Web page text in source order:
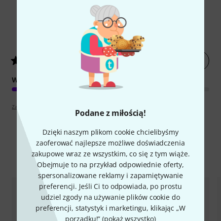
Podane z miłością!
Dzięki naszym plikom cookie chcielibyśmy
zaoferować najlepsze możliwe doświadczenia
zakupowe wraz ze wszystkim, co się z tym wiąże.
Obejmuje to na przykład odpowiednie oferty,
spersonalizowane reklamy i zapamiętywanie
preferencji. Jeśli Ci to odpowiada, po prostu
udziel zgody na używanie plików cookie do
preferencji, statystyk i marketingu, klikając „W
porządku!” (pokaż wszystko)
Oceny klientów
WYKOŃCZENIE
Zapoznaj się z wytyczymi
Porównaj opcje